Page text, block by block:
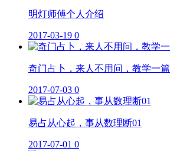
明灯师傅个人介绍
2017-03-19 0
奇门占卜，来人不用问，教学一篇
2017-07-03 0
易占从心起，事从数理断01
2017-07-01 0